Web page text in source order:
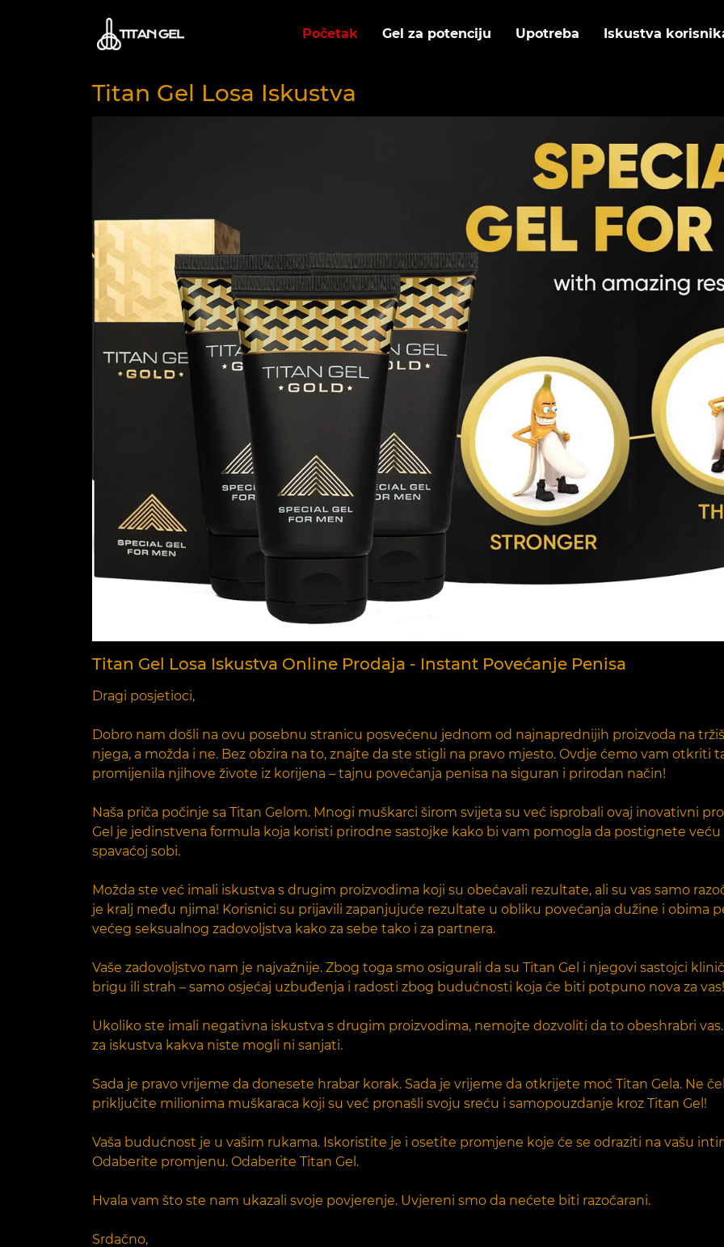
Početak Gel za potenciju Upotreba Iskustva
Titan Gel Losa Iskustva
Titan Gel Losa Iskustva Online Prodaja - Instant Povećanje Penisa
Dragi posjetioci,
Dobro nam došli na ovu posebnu stranicu posvećenu jednom od najnaprednijih proizvoda na
njega, a možda i ne. Bez obzira na to, znajte da ste stigli na pravo mjesto. Ovdje ćemo vam otkriti
promijenila njihove živote iz korijena – tajnu povećanja penisa na siguran i prirodan način!
Naša priča počinje sa Titan Gelom. Mnogi muškarci širom svijeta su već isprobali ovaj inovativni
Gel je jedinstvena formula koja koristi prirodne sastojke kako bi vam pomogla da postignete
spavaćoj sobi.
Možda ste već imali iskustva s drugim proizvodima koji su obećavali rezultate, ali su vas samo
je kralj među njima! Korisnici su prijavili zapanjujuće rezultate u obliku povećanja dužine i obima
većeg seksualnog zadovoljstva kako za sebe tako i za partnera.
Vaše zadovoljstvo nam je najvažnije. Zbog toga smo osigurali da su Titan Gel i njegovi sastojci
brigu ili strah – samo osjećaj uzbuđenja i radosti zbog budućnosti koja će biti potpuno nova za vas!
Ukoliko ste imali negativna iskustva s drugim proizvodima, nemojte dozvoliti da to obeshrabri
za iskustva kakva niste mogli ni sanjati.
Sada je pravo vrijeme da donesete hrabar korak. Sada je vrijeme da otkrijete moć Titan Gela. Ne
priključite milionima muškaraca koji su već pronašli svoju sreću i samopouzdanje kroz Titan Gel!
Vaša budućnost je u vašim rukama. Iskoristite je i osetite promjene koje će se odraziti na vašu
Odaberite promjenu. Odaberite Titan Gel.
Hvala vam što ste nam ukazali svoje povjerenje. Uvjereni smo da nećete biti razočarani.
Srdačno,